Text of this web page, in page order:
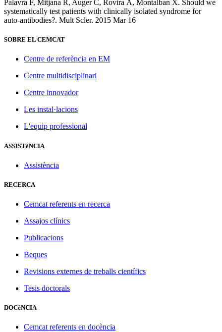
Palavra F, Mitjana R, Auger C, Rovira À, Montalban X. Should we
systematically test patients with clinically isolated syndrome for
auto-antibodies?. Mult Scler. 2015 Mar 16
SOBRE EL CEMCAT
Centre de referència en EM
Centre multidisciplinari
Centre innovador
Les instal·lacions
L'equip professional
ASSISTèNCIA
Assistència
RECERCA
Cemcat referents en recerca
Assajos clínics
Publicacions
Beques
Revisions externes de treballs científics
Tesis doctorals
DOCèNCIA
Cemcat referents en docència